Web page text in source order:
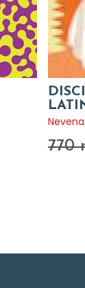
770